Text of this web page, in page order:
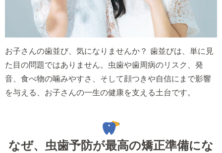
お子さんの歯並び、気になりませんか？ 歯並びは、単に見
た目の問題ではありません。虫歯や歯周病のリスク、発
音、食べ物の噛みやすさ、そして顔つきや自信にまで影響
を与える、お子さんの一生の健康を支える土台です。
なぜ、虫歯予防が最高の矯正準備にな